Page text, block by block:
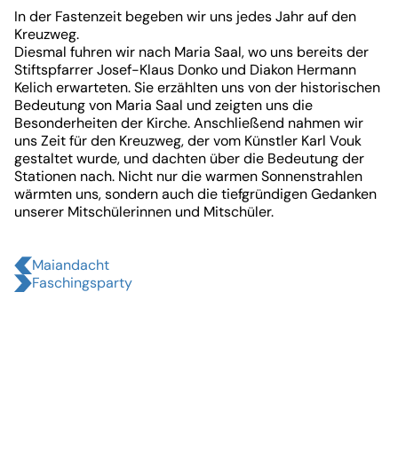
1
von
15
In der Fastenzeit begeben wir uns jedes Jahr auf den
Kreuzweg.
Diesmal fuhren wir nach Maria Saal, wo uns bereits der
Stiftspfarrer Josef-Klaus Donko und Diakon Hermann
Kelich erwarteten. Sie erzählten uns von der historischen
Bedeutung von Maria Saal und zeigten uns die
Besonderheiten der Kirche. Anschließend nahmen wir
uns Zeit für den Kreuzweg, der vom Künstler Karl Vouk
gestaltet wurde, und dachten über die Bedeutung der
Stationen nach. Nicht nur die warmen Sonnenstrahlen
wärmten uns, sondern auch die tiefgründigen Gedanken
unserer Mitschülerinnen und Mitschüler.
Maiandacht
Faschingsparty